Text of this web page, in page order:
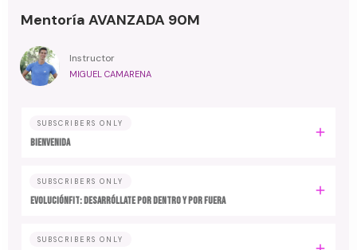
Mentoría AVANZADA 90M
Instructor
MIGUEL CAMARENA
SUBSCRIBERS ONLY
BIENVENIDA
SUBSCRIBERS ONLY
EvoluciónFit: desarróllate por dentro y por fuera
SUBSCRIBERS ONLY